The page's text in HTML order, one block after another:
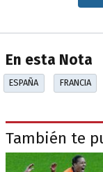
En esta Nota
ESPAÑA FRANCIA
También te